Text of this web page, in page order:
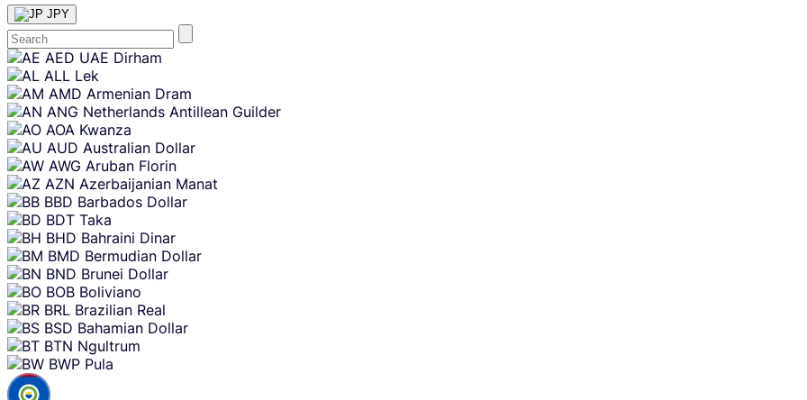
JPY
Skip
content
AED UAE Dirham
ALL Lek
AMD Armenian Dram
ANG Netherlands Antillean Guilder
AOA Kwanza
AUD Australian Dollar
AWG Aruban Florin
AZN Azerbaijanian Manat
BBD Barbados Dollar
BDT Taka
BHD Bahraini Dinar
BMD Bermudian Dollar
BND Brunei Dollar
BOB Boliviano
BRL Brazilian Real
BSD Bahamian Dollar
BTN Ngultrum
BWP Pula